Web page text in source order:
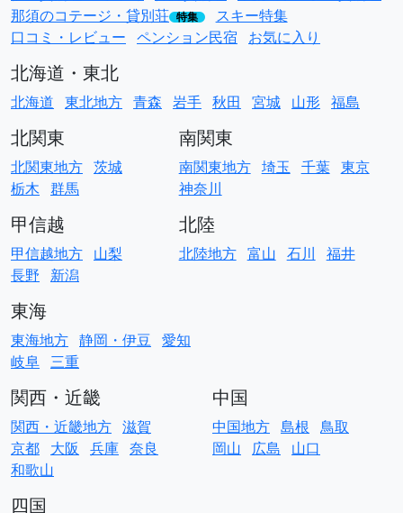
那須のコテージ・貸別荘 特集
スキー特集
口コミ・レビュー ペンション民宿 お気に入り
北海道・東北
北海道 東北地方 青森 岩手 秋田 宮城 山形 福島
北関東
北関東地方 茨城
栃木 群馬
南関東
南関東地方 埼玉 千葉 東京
神奈川
甲信越
甲信越地方 山梨
長野
新潟
北陸
北陸地方 富山 石川 福井
東海
東海地方 静岡・伊豆 愛知
岐阜 三重
関西・近畿
関西・近畿地方 滋賀
京都 大阪 兵庫 奈良
和歌山
中国
中国地方 島根 鳥取
岡山
広島 山口
四国